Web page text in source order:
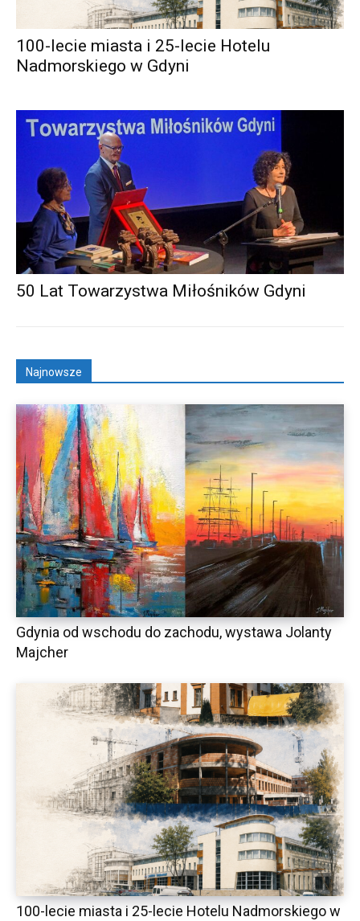
100-lecie miasta i 25-lecie Hotelu
Nadmorskiego w Gdyni
50 Lat Towarzystwa Miłośników Gdyni
Najnowsze
Gdynia od wschodu do zachodu, wystawa Jolanty
Majcher
100-lecie miasta i 25-lecie Hotelu Nadmorskiego w